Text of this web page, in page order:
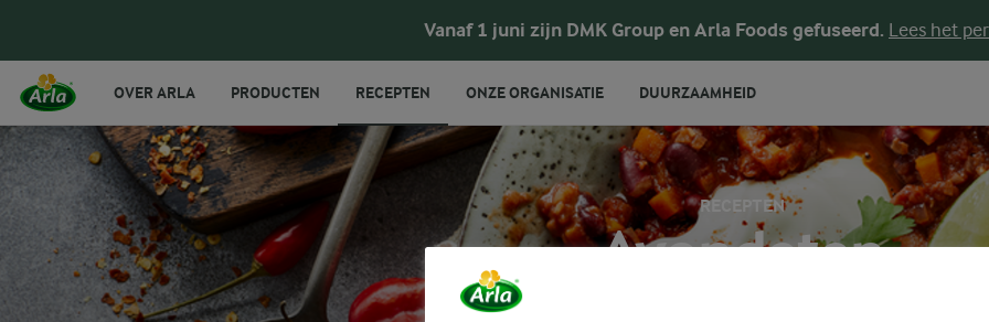
Vanaf 1 juni zijn DMK Group en Arla Foods gefuseerd. Lees het
OVER ARLA PRODUCTEN RECEPTEN ONZE ORGANISATIE DUURZAAMHEID
RECEPTEN
Avondeten